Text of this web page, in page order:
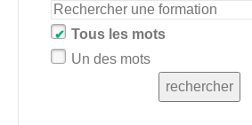
Tous les mots
Un des mots
rechercher